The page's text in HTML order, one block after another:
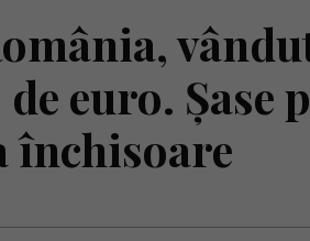
euro. Șase
închisoare